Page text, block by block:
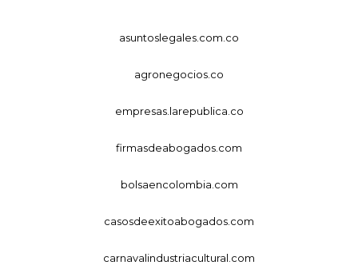
asuntoslegales.com.co
agronegocios.co
empresas.larepublica.co
firmasdeabogados.com
bolsaencolombia.com
casosdeexitoabogados.com
carnavalindustriacultural.com